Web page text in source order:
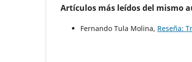
Artículos más leídos del mismo
Fernando Tula Molina, Reseña: